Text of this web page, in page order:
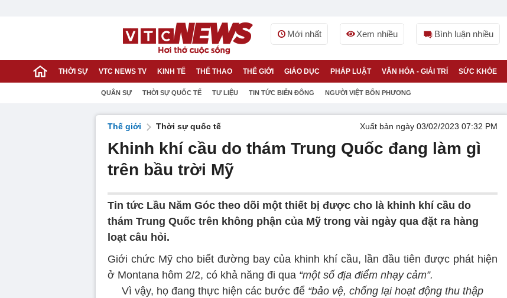
Mới nhất Xem nhiều Bình luận nhiều
THỜI SỰ VTC NEWS TV KINH TẾ THỂ THAO THẾ GIỚI GIÁO DỤC PHÁP LUẬT VĂN HÓA - GIẢI TRÍ SỨC KHỎE
QUÂN SỰ THỜI SỰ QUỐC TẾ TƯ LIỆU TIN TỨC BIỂN ĐÔNG NGƯỜI VIỆT BỐN PHƯƠNG
Thế giới Thời sự quốc tế Xuất bản ngày 03/02/2023 07:32 PM
Khinh khí cầu do thám Trung Quốc đang làm gì
trên bầu trời Mỹ
Tin tức Lầu Năm Góc theo dõi một thiết bị được cho là khinh khí cầu do
thám Trung Quốc trên không phận của Mỹ trong vài ngày qua đặt ra hàng
loạt câu hỏi.
Giới chức Mỹ cho biết đường bay của khinh khí cầu, lần đầu tiên được phát hiện
ở Montana hôm 2/2, có khả năng đi qua “một số địa điểm nhạy cảm”.
Vì vậy, họ đang thực hiện các bước để “bảo vệ, chống lại hoạt động thu thập